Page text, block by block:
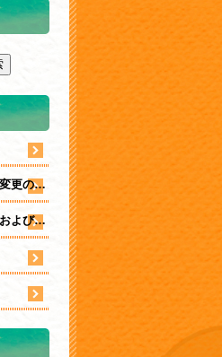
お弁当の価格改定と価格表示変更のお知らせ
２月２４日お弁当の価格改定および表示について